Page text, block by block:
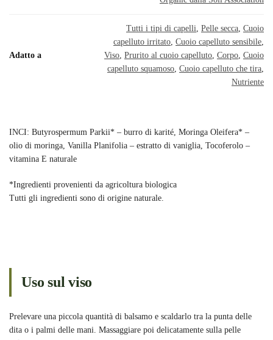
Adatto a
Tutti i tipi di capelli, Pelle secca, Cuoio
capelluto irritato, Cuoio capelluto sensibile,
Viso, Prurito al cuoio capelluto, Corpo, Cuoio
capelluto squamoso, Cuoio capelluto che tira,
Nutriente
INCI: Butyrospermum Parkii* – burro di karité, Moringa Oleifera* –
olio di moringa, Vanilla Planifolia – estratto di vaniglia, Tocoferolo –
vitamina E naturale
*Ingredienti provenienti da agricoltura biologica
Tutti gli ingredienti sono di origine naturale.
Uso sul viso
Prelevare una piccola quantità di balsamo e scaldarlo tra la punta delle
dita o i palmi delle mani. Massaggiare poi delicatamente sulla pelle